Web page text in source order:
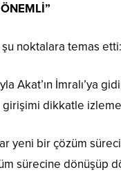
şu noktalara temas etti:
Akat’ın İmralı’ya
girişimi dikkatle
yeni bir çözüm
sürecine dönüşüp